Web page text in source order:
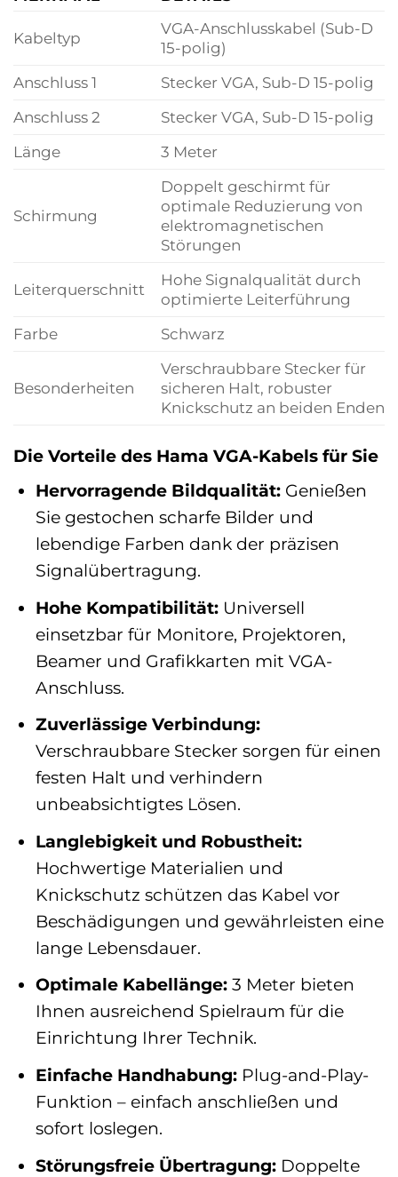
Kabeltyp
VGA-Anschlusskabel (Sub-D
15-polig)
Anschluss 1
Stecker VGA, Sub-D 15-polig
Anschluss 2
Stecker VGA, Sub-D 15-polig
Länge
3 Meter
Schirmung
Doppelt geschirmt für
optimale Reduzierung von
elektromagnetischen
Störungen
Leiterquerschnitt
Hohe Signalqualität durch
optimierte Leiterführung
Farbe
Schwarz
Besonderheiten
Verschraubbare Stecker für
sicheren Halt, robuster
Knickschutz an beiden Enden
Die Vorteile des Hama VGA-Kabels für Sie
Hervorragende Bildqualität:Genießen
Sie gestochen scharfe Bilder und
lebendige Farben dank der präzisen
Signalübertragung.
Hohe Kompatibilität:Universell
einsetzbar für Monitore, Projektoren,
Beamer und Grafikkarten mit VGA-
Anschluss.
Zuverlässige Verbindung:
Verschraubbare Stecker sorgen für einen
festen Halt und verhindern
unbeabsichtigtes Lösen.
Langlebigkeit und Robustheit:
Hochwertige Materialien und
Knickschutz schützen das Kabel vor
Beschädigungen und gewährleisten eine
lange Lebensdauer.
Optimale Kabellänge:3 Meter bieten
Ihnen ausreichend Spielraum für die
Einrichtung Ihrer Technik.
Einfache Handhabung:Plug-and-Play-
Funktion – einfach anschließen und
sofort loslegen.
Störungsfreie Übertragung:Doppelte